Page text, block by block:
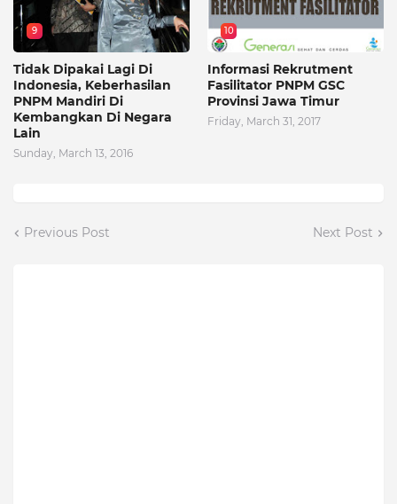
9
Tidak Dipakai Lagi Di
Indonesia, Keberhasilan
PNPM Mandiri Di
Kembangkan Di Negara
Lain
Sunday, March 13, 2016
10
Informasi Rekrutment
Fasilitator PNPM GSC
Provinsi Jawa Timur
Friday, March 31, 2017
Previous Post Next Post